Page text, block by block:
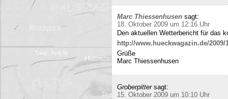
Marc Thiessenhusen sagt:
18. Oktober 2009 um 12:16 Uhr
Den aktuellen Wetterbericht für das
http://www.hueckwagazin.de/2009/
Grüße
Marc Thiessenhusen
Groberpitter sagt:
15. Oktober 2009 um 10:10 Uhr